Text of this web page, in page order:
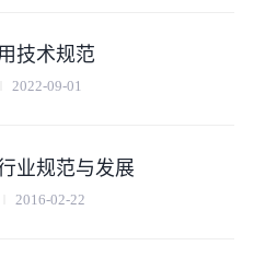
技术规范
2022-09-01
业规范与发展
2016-02-22